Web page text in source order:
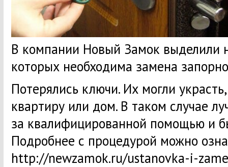
В компании Новый Замок выделили
которых необходима замена
Потерялись ключи. Их могли
квартиру или дом. В таком случае
за квалифицированной помощью и
Подробнее с процедурой можно
http://newzamok.ru/ustanovka-i-